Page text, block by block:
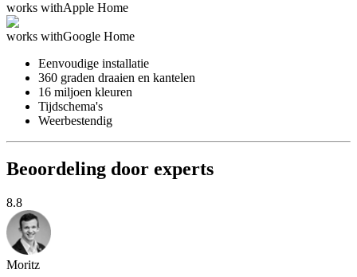
works withApple Home
works withGoogle Home
Eenvoudige installatie
360 graden draaien en kantelen
16 miljoen kleuren
Tijdschema's
Weerbestendig
Beoordeling door experts
8.8
Moritz